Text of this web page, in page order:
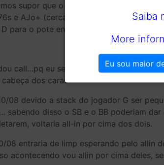
supor que o range do seu oponente
e AJo+ (cerca de 13%). Nesse caso
para o pote entrando de limp.
call…pq eu sei que o jogador G
cabeça dos caras
08 devido a stack do jogador G ser
sabendo disso o SB e o BB poderiam
voltaria all-in por cima dos dois.
08 entraria de limp esperando pelo allin
acontecendo vou allin por cima deles,
Saiba
More
Eu sou maior